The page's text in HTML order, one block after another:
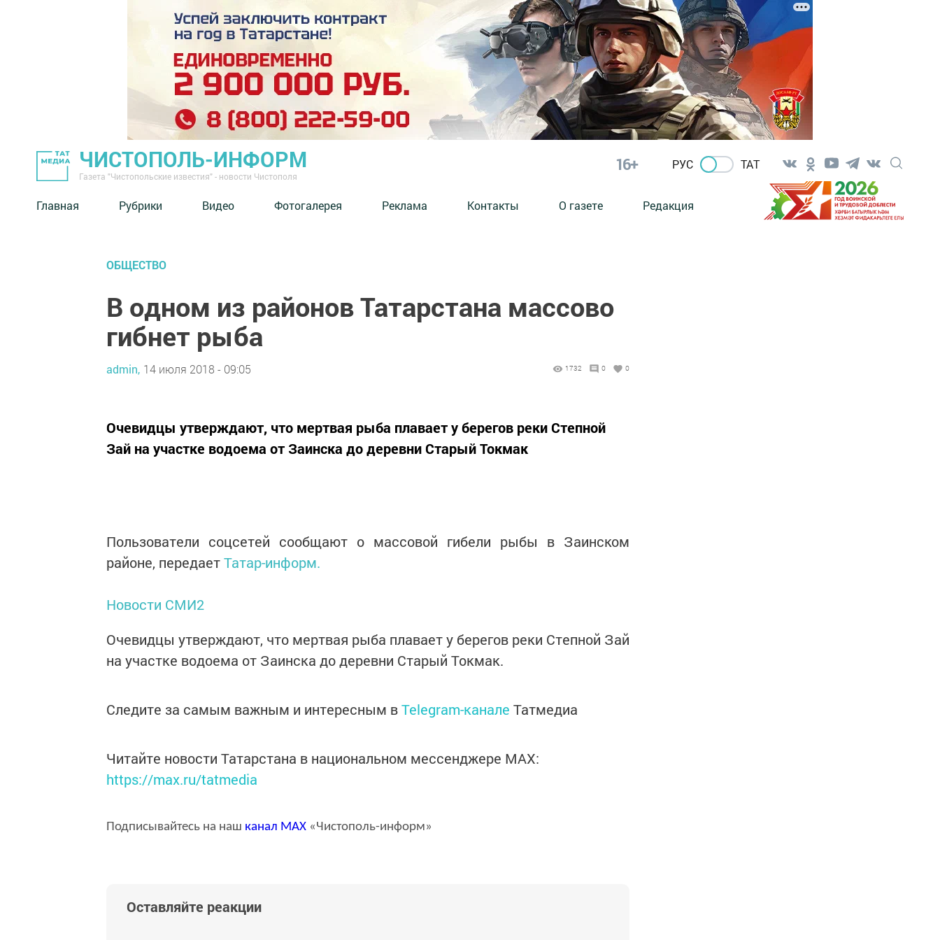
ЧИСТОПОЛЬ-ИНФОРМ
Газета "Чистопольские известия" - новости Чистополя
16+ РУС ТАТ
Главная Рубрики Видео Фотогалерея Реклама Контакты О газете Редакция
ОБЩЕСТВО
В одном из районов Татарстана массово
гибнет рыба
admin, 14 июля 2018 - 09:05 1732 0 0
Очевидцы утверждают, что мертвая рыба плавает у берегов реки Степной
Зай на участке водоема от Заинска до деревни Старый Токмак
Пользователи соцсетей сообщают о массовой гибели рыбы в Заинском
районе, передаетТатар-информ.
Новости СМИ2
Очевидцы утверждают, что мертвая рыба плавает у берегов реки Степной Зай
на участке водоема от Заинска до деревни Старый Токмак.
Следите за самым важным и интересным вTelegram-канале Татмедиа
Читайте новости Татарстана в национальном мессенджере MАХ:
https://max.ru/tatmedia
Подписывайтесь на наш канал MAX «Чистополь-информ»
Оставляйте реакции